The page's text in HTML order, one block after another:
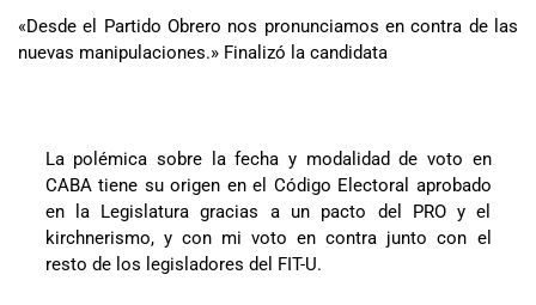
«Desde el Partido Obrero nos pronunciamos en contra de las
nuevas manipulaciones.» Finalizó la candidata
La polémica sobre la fecha y modalidad de voto en
CABA tiene su origen en el Código Electoral aprobado
en la Legislatura gracias a un pacto del PRO y el
kirchnerismo, y con mi voto en contra junto con el
resto de los legisladores del FIT-U.